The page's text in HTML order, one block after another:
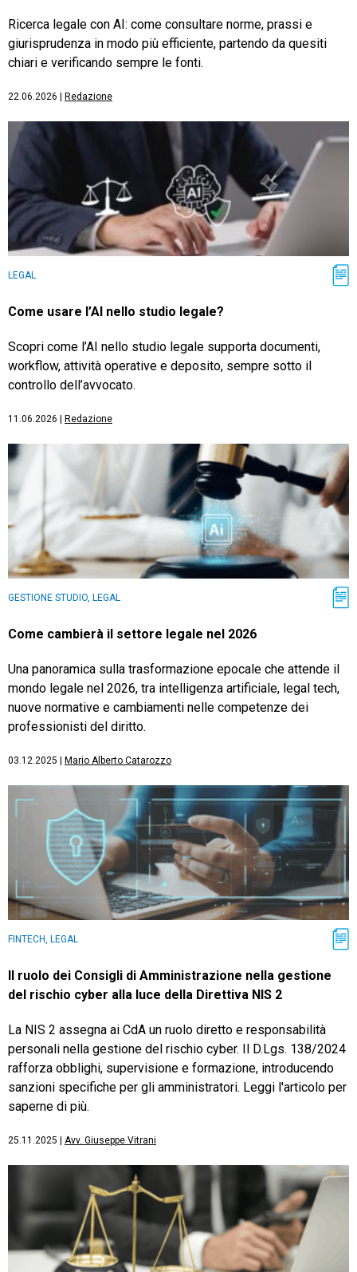
Ricerca legale con AI: come consultare norme, prassi e
giurisprudenza in modo più efficiente, partendo da quesiti
chiari e verificando sempre le fonti.
22.06.2026 Redazione
LEGAL
Come usare l’AI nello studio legale?
Scopri come l’AI nello studio legale supporta documenti,
workflow, attività operative e deposito, sempre sotto il
controllo dell’avvocato.
11.06.2026 Redazione
GESTIONE STUDIO, LEGAL
Come cambierà il settore legale nel 2026
Una panoramica sulla trasformazione epocale che attende il
mondo legale nel 2026, tra intelligenza artificiale, legal tech,
nuove normative e cambiamenti nelle competenze dei
professionisti del diritto.
03.12.2025 Mario Alberto Catarozzo
FINTECH, LEGAL
Il ruolo dei Consigli di Amministrazione nella gestione
del rischio cyber alla luce della Direttiva NIS 2
La NIS 2 assegna ai CdA un ruolo diretto e responsabilità
personali nella gestione del rischio cyber. Il D.Lgs. 138/2024
rafforza obblighi, supervisione e formazione, introducendo
sanzioni specifiche per gli amministratori. Leggi l'articolo per
saperne di più.
25.11.2025 Avv. Giuseppe Vitrani